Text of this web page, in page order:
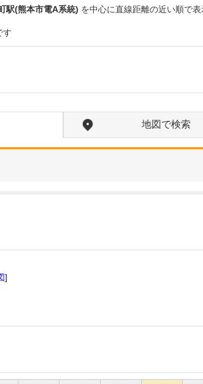
駅(熊本市電A系統) を中心に直線距離の近い順で
す
地図で検索
]
根井 貴仁院長取
サポートするクリニック
です。当院では渡航前の
予防接種をはじめ、渡航
先や滞在期間、ご本人の